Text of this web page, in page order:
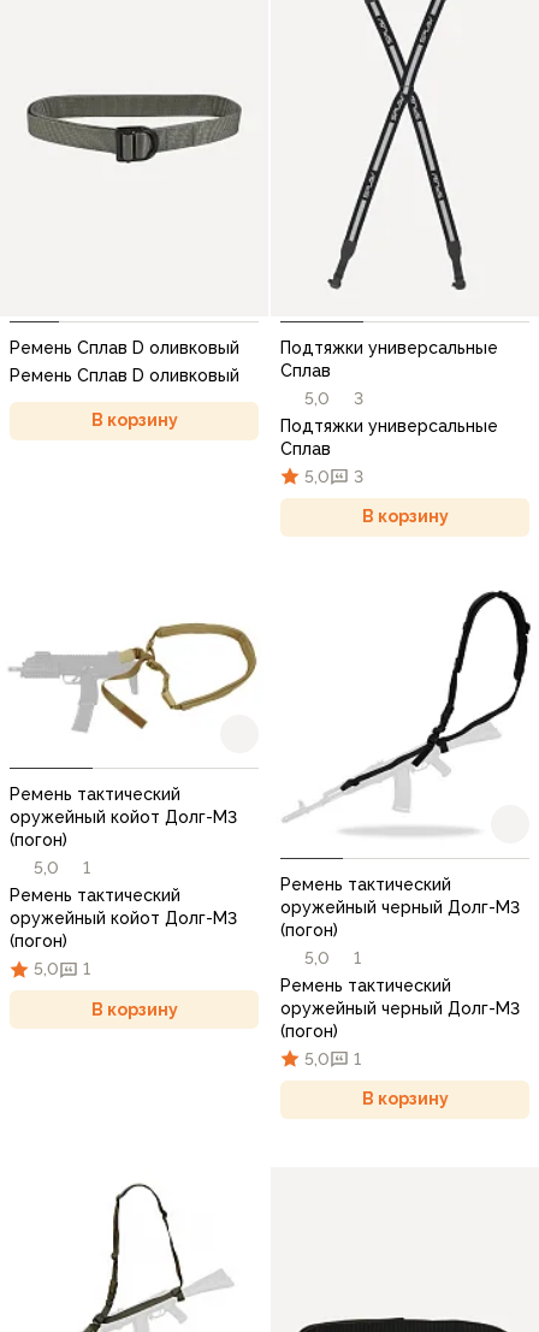
Ремень Сплав D оливковый
Ремень Сплав D оливковый
В корзину
Подтяжки универсальные
Сплав
5,0
3
Подтяжки универсальные
Сплав
5,0
3
В корзину
Ремень тактический
оружейный койот Долг-М3
(погон)
5,0
1
Ремень тактический
оружейный койот Долг-М3
(погон)
5,0
1
В корзину
Ремень тактический
оружейный черный Долг-М3
(погон)
5,0
1
Ремень тактический
оружейный черный Долг-М3
(погон)
5,0
1
В корзину